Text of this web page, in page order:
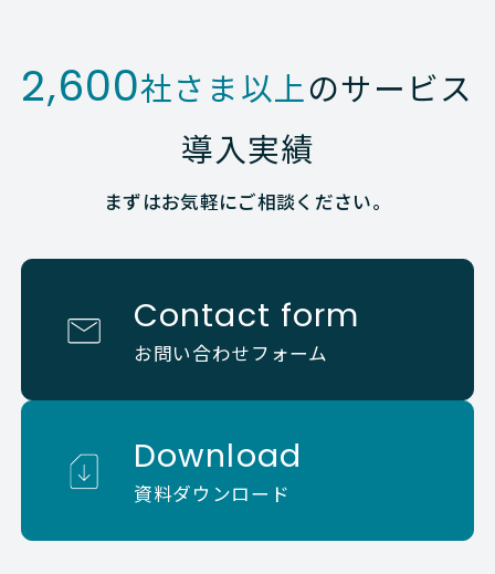
2,600社さま以上のサービス
導入実績
まずはお気軽にご相談ください。
Contact form
お問い合わせフォーム
Download
資料ダウンロード